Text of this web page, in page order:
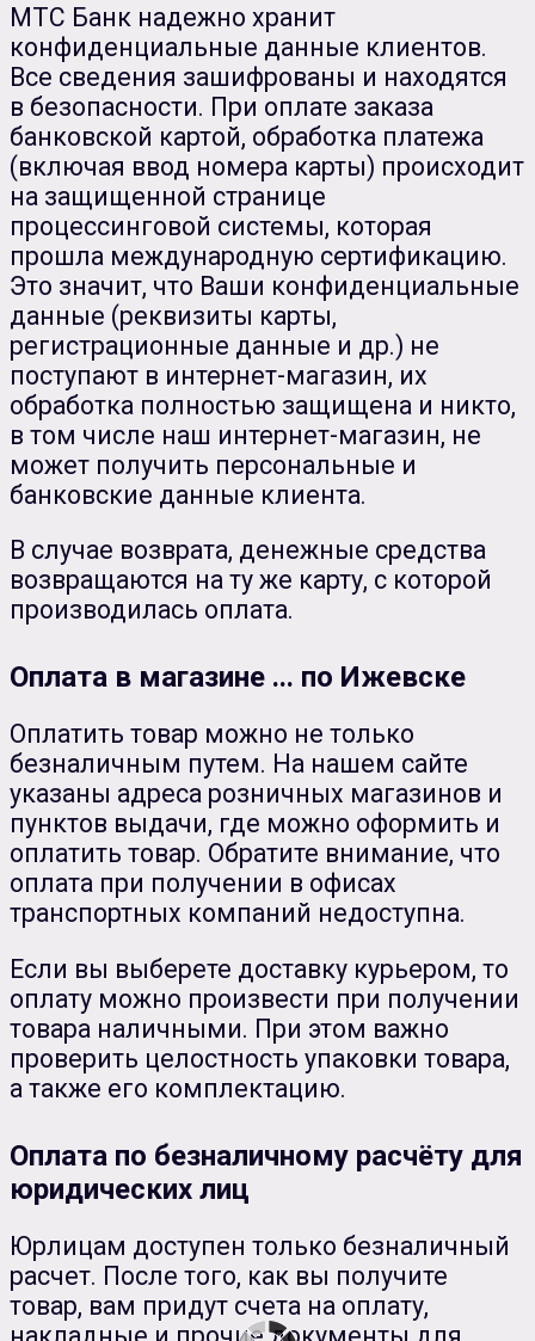
МТС Банк надежно хранит
конфиденциальные данные клиентов.
Все сведения зашифрованы и находятся
в безопасности. При оплате заказа
банковской картой, обработка платежа
(включая ввод номера карты) происходит
на защищенной странице
процессинговой системы, которая
прошла международную сертификацию.
Это значит, что Ваши конфиденциальные
данные (реквизиты карты,
регистрационные данные и др.) не
поступают в интернет-магазин, их
обработка полностью защищена и никто,
в том числе наш интернет-магазин, не
может получить персональные и
банковские данные клиента.
В случае возврата, денежные средства
возвращаются на ту же карту, с которой
производилась оплата.
Оплата в магазине ... по Ижевске
Оплатить товар можно не только
безналичным путем. На нашем сайте
указаны адреса розничных магазинов и
пунктов выдачи, где можно оформить и
оплатить товар. Обратите внимание, что
оплата при получении в офисах
транспортных компаний недоступна.
Если вы выберете доставку курьером, то
оплату можно произвести при получении
товара наличными. При этом важно
проверить целостность упаковки товара,
а также его комплектацию.
Оплата по безналичному расчёту для
юридических лиц
Юрлицам доступен только безналичный
расчет. После того, как вы получите
товар, вам придут счета на оплату,